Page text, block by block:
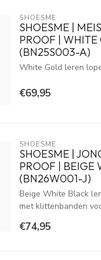
SHOESME
SHOESME |
PROOF | WHITE
(BN25S003-A)
White Gold leren
€69,95
SHOESME
SHOESME |
PROOF | BEIGE
(BN26W001-J)
Beige White Black
met klittenbanden
€74,95